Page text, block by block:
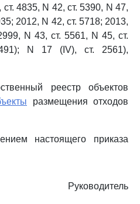
4835, N 42, ст. 5390, N 47,
2012, N 42, ст. 5718; 2013,
N 43, ст. 5561, N 45, ст.
N 17 (IV), ст. 2561),
реестр объектов
размещения отходов
настоящего приказа
Руководитель